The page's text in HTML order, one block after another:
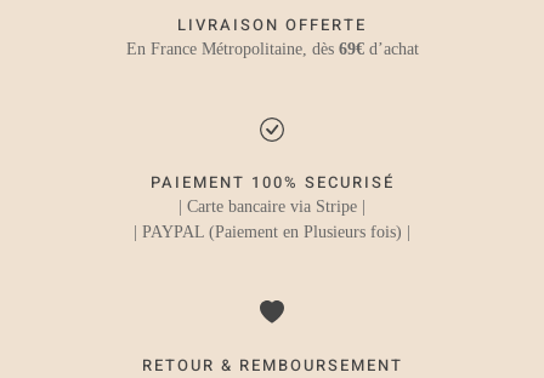
LIVRAISON OFFERTE
En France Métropolitaine, dès 69€d’achat
PAIEMENT 100% SECURISÉ
| Carte bancaire via Stripe |
| PAYPAL (Paiement en Plusieurs fois) |
RETOUR & REMBOURSEMENT